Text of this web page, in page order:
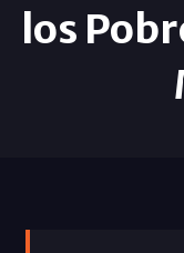
los